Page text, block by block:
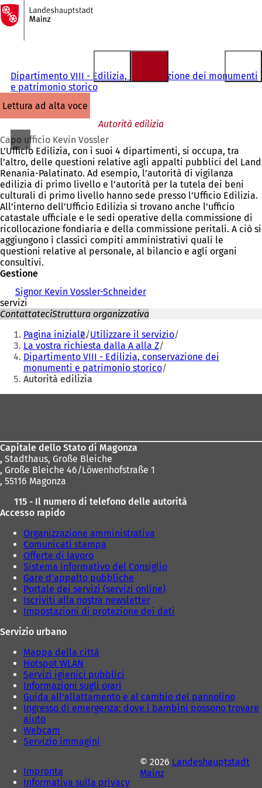
Vai al contenuto
Alla
pagina
iniziale
Dipartimento VIII - Edilizia, conservazione dei monumenti
e patrimonio storico
lettura ad alta voce
Autorità edilizia
Capo ufficio Kevin Vossler
L’Ufficio Edilizia, con i suoi 4 dipartimenti, si occupa, tra
l’altro, delle questioni relative agli appalti pubblici del Land
Renania-Palatinato. Ad esempio, l’autorità di vigilanza
edilizia di primo livello e l’autorità per la tutela dei beni
culturali di primo livello hanno sede presso l’Ufficio Edilizia.
All’interno dell’Ufficio Edilizia si trovano anche l’ufficio
catastale ufficiale e le sedi operative della commissione di
ricollocazione fondiaria e della commissione peritali. A ciò si
aggiungono i classici compiti amministrativi quali le
questioni relative al personale, al bilancio e agli organi
consultivi.
Gestione
Signor Kevin Vossler-Schneider
servizi
ContattateciStruttura organizzativa
Siete
qui:
Pagina iniziale Utilizzare il servizio
La vostra richiesta dalla A alla Z
Dipartimento VIII - Edilizia, conservazione dei
monumenti e patrimonio storico
Autorità edilizia
Capitale dello Stato di Magonza
, Stadthaus, Große Bleiche
, Große Bleiche 46/Löwenhofstraße 1
, 55116 Magonza
115 - Il numero di telefono delle autorità
Accesso rapido
Organizzazione amministrativa
Comunicati stampa
Offerte di lavoro
Sistema informativo del Consiglio
Gare d'appalto pubbliche
Portale dei servizi (servizi online)
Iscriviti alla nostra newsletter
Impostazioni di protezione dei dati
Servizio urbano
Mappa della città
Hotspot WLAN
Servizi igienici pubblici
Informazioni sugli orari
Guida all'allattamento e al cambio del pannolino
Ingresso di emergenza: dove i bambini possono trovare
aiuto
Webcam
Servizio immagini
Impronta
Informativa sulla privacy
© 2026 Landeshauptstadt
Mainz